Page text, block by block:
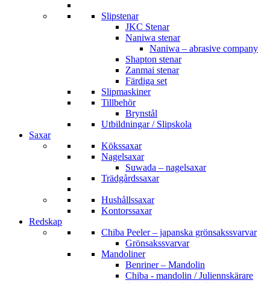
Slipstenar
JKC Stenar
Naniwa stenar
Naniwa – abrasive company
Shapton stenar
Zanmai stenar
Färdiga set
Slipmaskiner
Tillbehör
Brynstål
Utbildningar / Slipskola
Saxar
Kökssaxar
Nagelsaxar
Suwada – nagelsaxar
Trädgårdssaxar
Hushållssaxar
Kontorssaxar
Redskap
Chiba Peeler – japanska grönsakssvarvar
Grönsakssvarvar
Mandoliner
Benriner – Mandolin
Chiba - mandolin / Juliennskärare